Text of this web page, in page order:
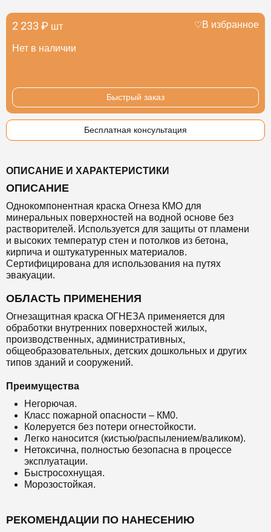
2 233 ₽ шт
Нет в наличии
В избранное
Быстрый заказ
Бесплатная консультация
ОПИСАНИЕ И ХАРАКТЕРИСТИКИ
ОПИСАНИЕ
Однокомпонентная краска Огнеза КМО для
минеральных поверхностей на водной основе без
растворителей. Используется для защиты от пламени
и высоких температур стен и потолков из бетона,
кирпича и оштукатуренных материалов.
Сертифицирована для использования на путях
эвакуации.
ОБЛАСТЬ ПРИМЕНЕНИЯ
Огнезащитная краска ОГНЕЗА применяется для
обработки внутренних поверхностей жилых,
производственных, административных,
общеобразовательных, детских дошкольных и других
типов зданий и сооружений.
Преимущества
Негорючая.
Класс пожарной опасности – КМ0.
Колеруется без потери огнестойкости.
Легко наносится (кистью/распылением/валиком).
Нетоксична, полностью безопасна в процессе
эксплуатации.
Быстросохнущая.
Морозостойкая.
РЕКОМЕНДАЦИИ ПО НАНЕСЕНИЮ